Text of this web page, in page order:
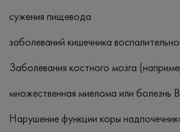
сужения пищевода
заболеваний кишечника
Заболевания костного мозга
множественная миелома или болезнь
Нарушение функции коры